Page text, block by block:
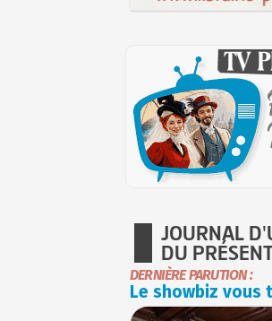
JOURNAL
DU
DERNIÈRE PARUTION :
Le showbiz vous